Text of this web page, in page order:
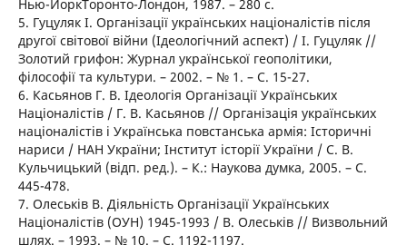
Нью-ЙоркТоронто-Лондон, 1987. – 280 с.
5. Гуцуляк І. Організації українських націоналістів після
другої світової війни (Ідеологічний аспект) / І. Гуцуляк //
Золотий грифон: Журнал української геополітики,
філософії та культури. – 2002. – № 1. – С. 15-27.
6. Касьянов Г. В. Ідеологія Організації Українських
Націоналістів / Г. В. Касьянов // Організація українських
націоналістів і Українська повстанська армія: Історичні
нариси / НАН України; Інститут історії України / С. В.
Кульчицький (відп. ред.). – К.: Наукова думка, 2005. – С.
445-478.
7. Олеськів В. Діяльність Організації Українських
Націоналістів (ОУН) 1945-1993 / В. Олеськів // Визвольний
шлях. – 1993. – № 10. – С. 1192-1197.